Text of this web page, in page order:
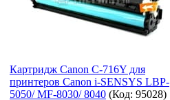
Картридж Canon C-716Y для
принтеров Canon i-SENSYS LBP-
5050/ MF-8030/ 8040 (Код: 95028)